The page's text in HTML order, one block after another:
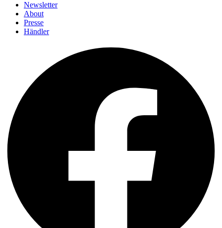
Newsletter
About
Presse
Händler